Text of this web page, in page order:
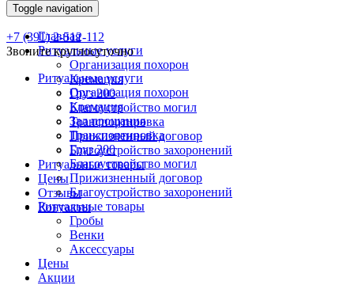
Toggle navigation
Главная
Ритуальные услуги
Организация похорон
Кремация
Груз 200
Благоустройство могил
Транспортировка
Прижизненный договор
Благоустройство захоронений
Ритуальные товары
Цены
Отзывы
Контакты
+7 (391) 2-512-112
Звоните круглосуточно
Ритуальные услуги
Организация похорон
Кремация
Зал прощания
Транспортировка
Груз 200
Благоустройство могил
Прижизненный договор
Благоустройство захоронений
Ритуальные товары
Гробы
Венки
Аксессуары
Цены
Акции